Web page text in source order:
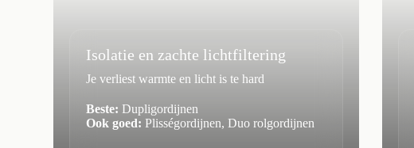
Isolatie en zachte lichtfiltering
Je verliest warmte en licht is te hard
Beste: Dupligordijnen
Ook goed: Plisségordijnen, Duo rolgordijnen